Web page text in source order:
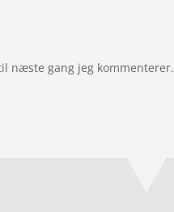
næste gang jeg kommenterer.